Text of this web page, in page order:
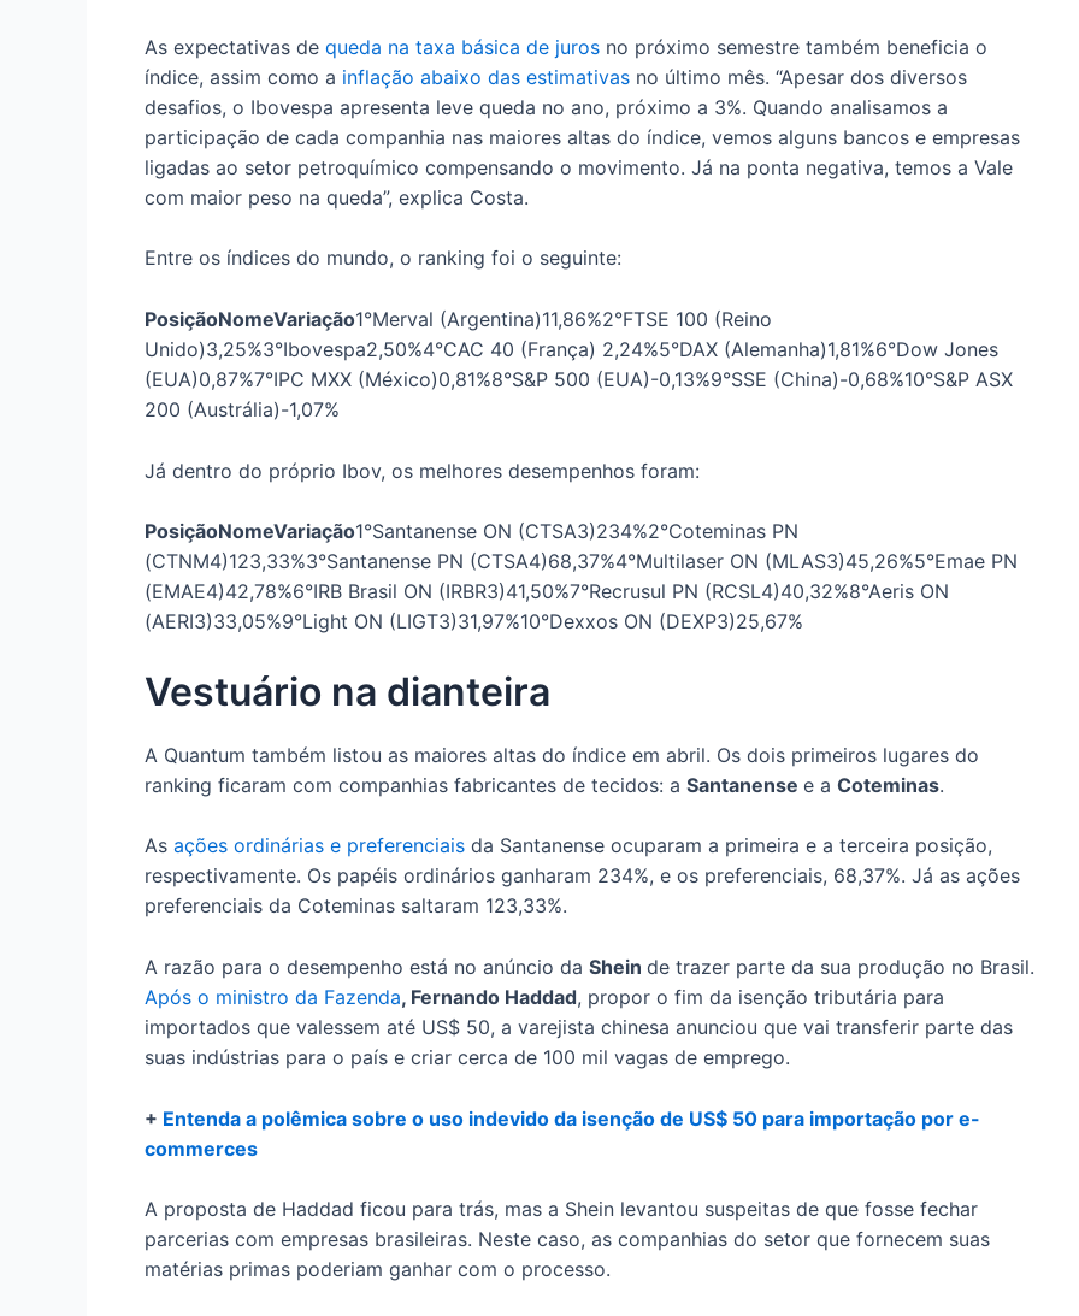
As expectativas de queda na taxa básica de juros no próximo semestre também beneficia o
índice, assim como a inflação abaixo das estimativas no último mês. “Apesar dos diversos
desafios, o Ibovespa apresenta leve queda no ano, próximo a 3%. Quando analisamos a
participação de cada companhia nas maiores altas do índice, vemos alguns bancos e empresas
ligadas ao setor petroquímico compensando o movimento. Já na ponta negativa, temos a Vale
com maior peso na queda”, explica Costa.
Entre os índices do mundo, o ranking foi o seguinte:
PosiçãoNomeVariação1°Merval (Argentina)11,86%2°FTSE 100 (Reino
Unido)3,25%3°Ibovespa2,50%4°CAC 40 (França) 2,24%5°DAX (Alemanha)1,81%6°Dow Jones
(EUA)0,87%7°IPC MXX (México)0,81%8°S&P 500 (EUA)-0,13%9°SSE (China)-0,68%10°S&P ASX
200 (Austrália)-1,07%
Já dentro do próprio Ibov, os melhores desempenhos foram:
PosiçãoNomeVariação1°Santanense ON (CTSA3)234%2°Coteminas PN
(CTNM4)123,33%3°Santanense PN (CTSA4)68,37%4°Multilaser ON (MLAS3)45,26%5°Emae PN
(EMAE4)42,78%6°IRB Brasil ON (IRBR3)41,50%7°Recrusul PN (RCSL4)40,32%8°Aeris ON
(AERI3)33,05%9°Light ON (LIGT3)31,97%10°Dexxos ON (DEXP3)25,67%
Vestuário na dianteira
A Quantum também listou as maiores altas do índice em abril. Os dois primeiros lugares do
ranking ficaram com companhias fabricantes de tecidos: a Santanense e a Coteminas.
As ações ordinárias e preferenciais da Santanense ocuparam a primeira e a terceira posição,
respectivamente. Os papéis ordinários ganharam 234%, e os preferenciais, 68,37%. Já as ações
preferenciais da Coteminas saltaram 123,33%.
A razão para o desempenho está no anúncio da Shein de trazer parte da sua produção no Brasil.
Após o ministro da Fazenda, Fernando Haddad, propor o fim da isenção tributária para
importados que valessem até US$ 50, a varejista chinesa anunciou que vai transferir parte das
suas indústrias para o país e criar cerca de 100 mil vagas de emprego.
+ Entenda a polêmica sobre o uso indevido da isenção de US$ 50 para importação por e-
commerces
A proposta de Haddad ficou para trás, mas a Shein levantou suspeitas de que fosse fechar
parcerias com empresas brasileiras. Neste caso, as companhias do setor que fornecem suas
matérias primas poderiam ganhar com o processo.